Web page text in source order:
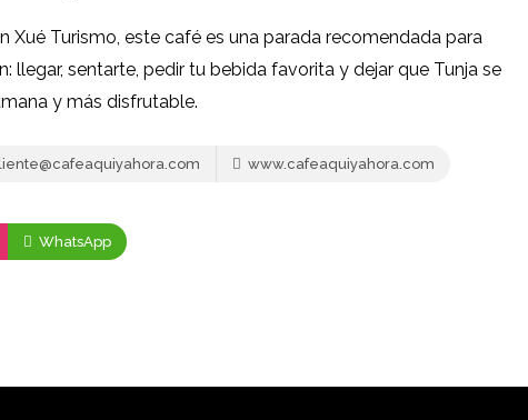
Xué Turismo, este café es una parada recomendada para
llegar, sentarte, pedir tu bebida favorita y dejar que Tunja se
y más disfrutable.
www.cafeaquiyahora.com
WhatsApp